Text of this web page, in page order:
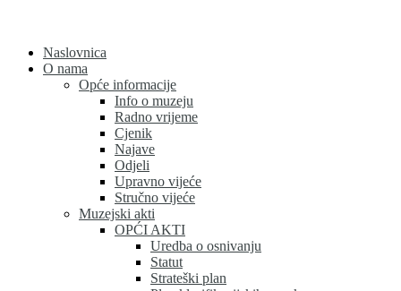
contentNaslovnica
O nama
Opće informacije
Info o muzeju
Radno vrijeme
Cjenik
Najave
Odjeli
Upravno vijeće
Stručno vijeće
Muzejski akti
OPĆI AKTI
Uredba o osnivanju
Statut
Strateški plan